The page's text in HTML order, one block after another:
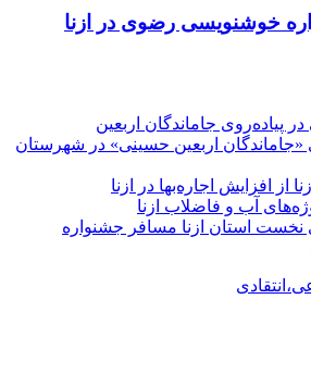
خوشنویسی رضوی در ازنا
پیاده‌روی جاماندگان اربعین
«جاماندگان اربعین حسینی» در شهرستان
از افزایش اجاره‌بها در ازنا
آب و فاضلاب ازنا
استان ازنا مسافر جشنواره